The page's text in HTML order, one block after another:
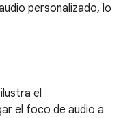
personalizado, lo
el
el foco de audio a